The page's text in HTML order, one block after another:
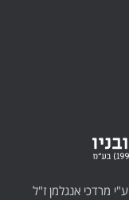
סוכנות ביטוח אנגלמן הוקמה בשנת 1951 ע"י מרדכי אנגלמן ז"ל